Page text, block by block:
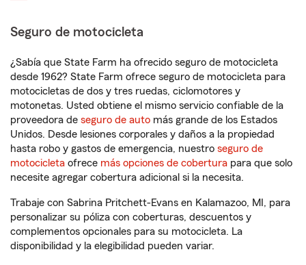
Seguro de motocicleta
¿Sabía que State Farm ha ofrecido seguro de motocicleta
desde 1962? State Farm ofrece seguro de motocicleta para
motocicletas de dos y tres ruedas, ciclomotores y
motonetas. Usted obtiene el mismo servicio confiable de la
proveedora de seguro de auto más grande de los Estados
Unidos. Desde lesiones corporales y daños a la propiedad
hasta robo y gastos de emergencia, nuestro seguro de
motocicleta ofrece más opciones de cobertura para que solo
necesite agregar cobertura adicional si la necesita.
Trabaje con Sabrina Pritchett-Evans en Kalamazoo, MI, para
personalizar su póliza con coberturas, descuentos y
complementos opcionales para su motocicleta. La
disponibilidad y la elegibilidad pueden variar.